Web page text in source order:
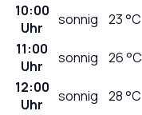
10:00
Uhr
sonnig 23°C
11:00
Uhr
sonnig 26°C
12:00
Uhr
sonnig 28°C